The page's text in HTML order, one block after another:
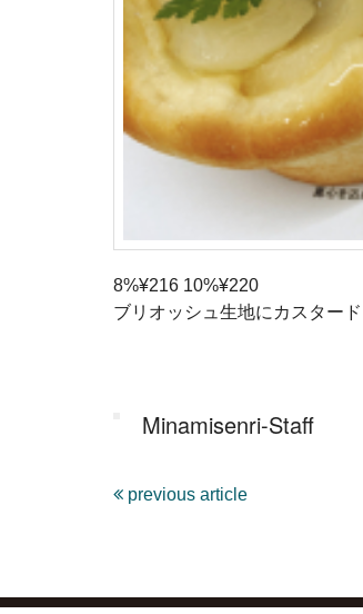
8%¥216 10%¥220
ブリオッシュ生地にカスター
Minamisenri-Staff
previous article